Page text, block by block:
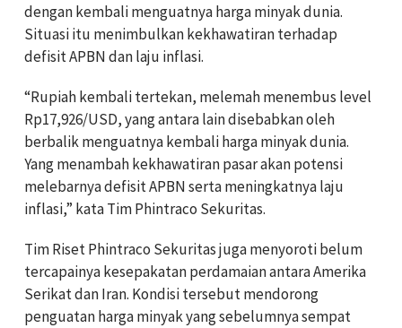
dengan kembali menguatnya harga minyak dunia.
Situasi itu menimbulkan kekhawatiran terhadap
defisit APBN dan laju inflasi.
“Rupiah kembali tertekan, melemah menembus level
Rp17,926/USD, yang antara lain disebabkan oleh
berbalik menguatnya kembali harga minyak dunia.
Yang menambah kekhawatiran pasar akan potensi
melebarnya defisit APBN serta meningkatnya laju
inflasi,” kata Tim Phintraco Sekuritas.
Tim Riset Phintraco Sekuritas juga menyoroti belum
tercapainya kesepakatan perdamaian antara Amerika
Serikat dan Iran. Kondisi tersebut mendorong
penguatan harga minyak yang sebelumnya sempat